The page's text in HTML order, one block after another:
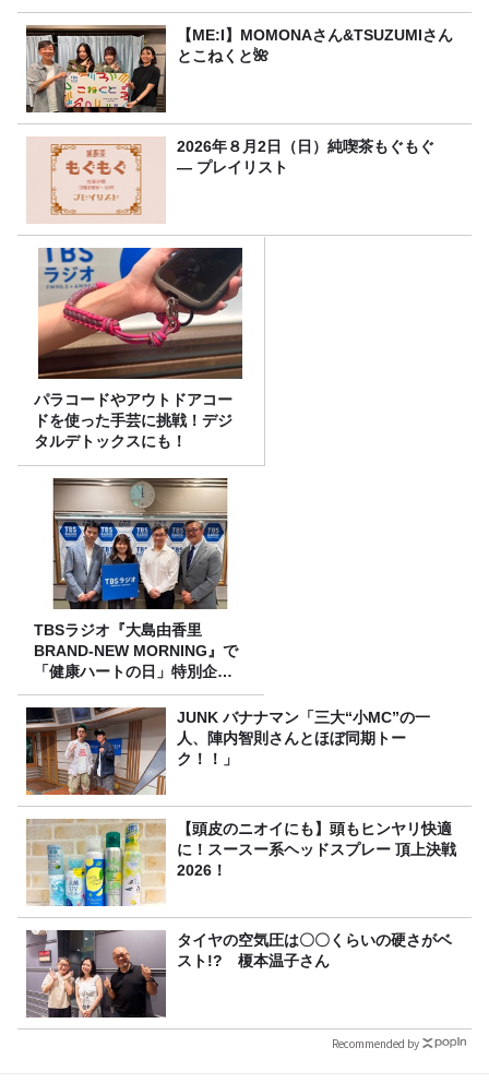
【ME:I】MOMONAさん&TSUZUMIさん
とこねくと🌺
2026年８月2日（日）純喫茶もぐもぐ
― プレイリスト
パラコードやアウトドアコー
ドを使った手芸に挑戦！デジ
タルデトックスにも！
TBSラジオ『大島由香里
BRAND-NEW MORNING』で
「健康ハートの日」特別企画
を8/10（月）に放送
JUNK バナナマン「三大“小MC”の一
人、陣内智則さんとほぼ同期トー
ク！！」
【頭皮のニオイにも】頭もヒンヤリ快適
に！スースー系ヘッドスプレー 頂上決戦
2026！
タイヤの空気圧は〇〇くらいの硬さがベ
スト!? 榎本温子さん
Recommended by